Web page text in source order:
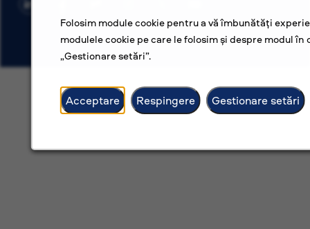
Folosim module cookie pentru a vă îmbunătăți
modulele cookie pe care le folosim și despre modul
„Gestionare setări”.
Acceptare Respingere Gestionare setări